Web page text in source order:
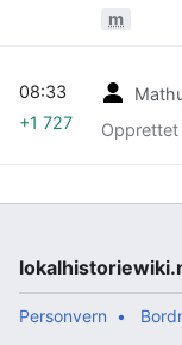
m
Opprettet
08:33
+1 727
Personvern